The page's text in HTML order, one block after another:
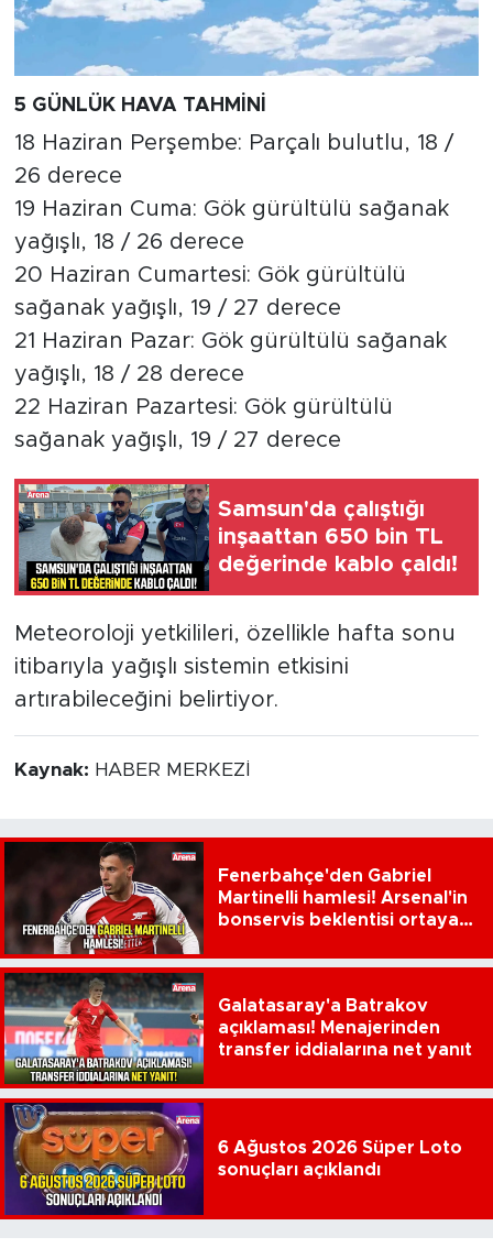
5 GÜNLÜK HAVA TAHMİNİ
18 Haziran Perşembe: Parçalı bulutlu, 18 /
26 derece
19 Haziran Cuma: Gök gürültülü sağanak
yağışlı, 18 / 26 derece
20 Haziran Cumartesi: Gök gürültülü
sağanak yağışlı, 19 / 27 derece
21 Haziran Pazar: Gök gürültülü sağanak
yağışlı, 18 / 28 derece
22 Haziran Pazartesi: Gök gürültülü
sağanak yağışlı, 19 / 27 derece
Samsun'da çalıştığı
inşaattan 650 bin TL
değerinde kablo çaldı!
Meteoroloji yetkilileri, özellikle hafta sonu
itibarıyla yağışlı sistemin etkisini
artırabileceğini belirtiyor.
Kaynak: HABER MERKEZİ
Fenerbahçe'den Gabriel
Martinelli hamlesi! Arsenal'in
bonservis beklentisi ortaya
Galatasaray'a Batrakov
açıklaması! Menajerinden
transfer iddialarına net yanıt
6 Ağustos 2026 Süper Loto
sonuçları açıklandı